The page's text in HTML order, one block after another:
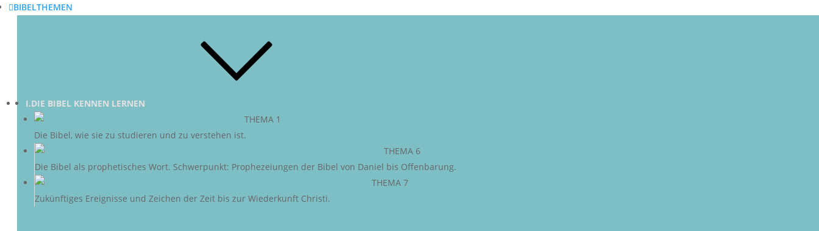
BIBELTHEMEN
I.DIE BIBEL KENNEN LERNEN
THEMA 1
Die Bibel, wie sie zu studieren und zu verstehen ist.
THEMA 6
Die Bibel als prophetisches Wort. Schwerpunkt: Prophezeiungen der Bibel von Daniel bis Offenbarung.
THEMA 7
Zukünftiges Ereignisse und Zeichen der Zeit bis zur Wiederkunft Christi.